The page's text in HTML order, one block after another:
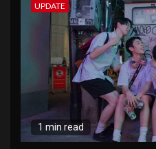
UPDATE
1 min read